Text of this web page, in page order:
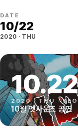
DATE
10/22
2020 · THU
10.22
2020· THU ·
10월 펫사운즈 공연